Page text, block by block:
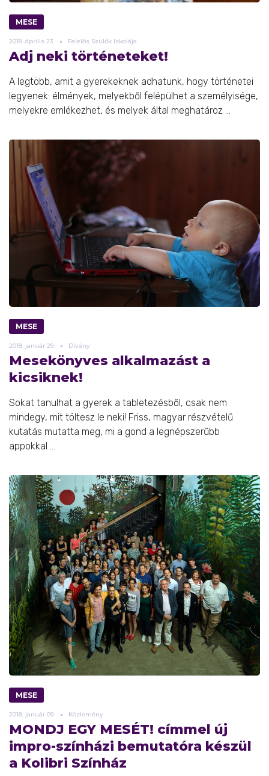
MESE
2018. április 23. Felelős Szülők Iskolája
Adj neki történeteket!
A legtöbb, amit a gyerekeknek adhatunk, hogy történetei
legyenek: élmények, melyekből felépülhet a személyisége,
melyekre emlékezhet, és melyek által meghatároz ...
MESE
2018. január 29. Dívány
Mesekönyves alkalmazást a
kicsiknek!
Sokat tanulhat a gyerek a tabletezésből, csak nem
mindegy, mit töltesz le neki! Friss, magyar részvételű
kutatás mutatta meg, mi a gond a legnépszerűbb
appokkal ...
MESE
2018. január 09. Közlemény
MONDJ EGY MESÉT! címmel új
impro-színházi bemutatóra készül
a Kolibri Színház